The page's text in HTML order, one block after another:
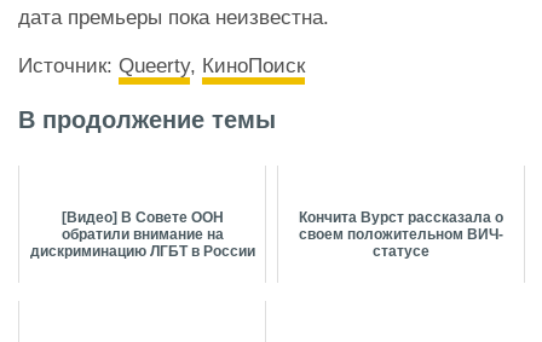
дата премьеры пока неизвестна.
Источник: Queerty, КиноПоиск
В продолжение темы
[Видео] В Совете ООН
обратили внимание на
дискриминацию ЛГБТ в России
Кончита Вурст рассказала о
своем положительном ВИЧ-
статусе